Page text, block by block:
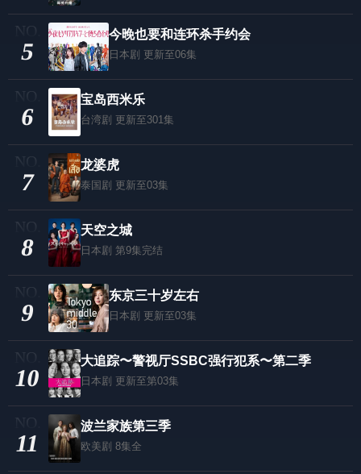
5
今晚也要和连环杀手约会
日本剧 更新至06集
6
宝岛西米乐
台湾剧 更新至301集
7
龙婆虎
泰国剧 更新至03集
8
天空之城
日本剧 第9集完结
9
东京三十岁左右
日本剧 更新至03集
10
大追踪〜警视厅SSBC强行犯系〜第二季
日本剧 更新至第03集
11
波兰家族第三季
欧美剧 8集全